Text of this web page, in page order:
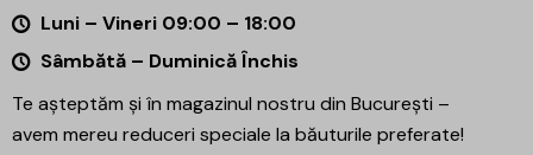
Luni – Vineri 09:00 – 18:00
Sâmbătă – Duminică Închis
Te așteptăm și în magazinul nostru din București –
avem mereu reduceri speciale la băuturile preferate!